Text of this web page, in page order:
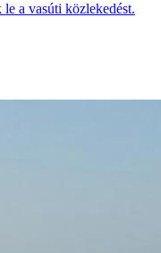
a vasúti közlekedést.